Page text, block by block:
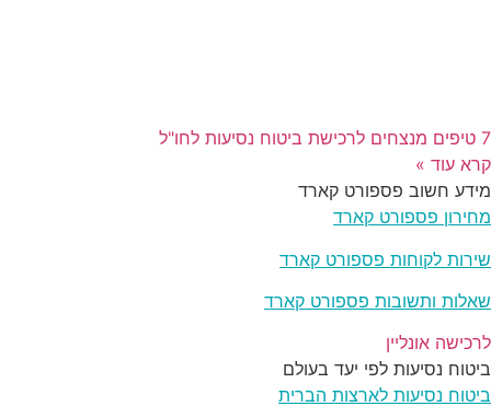
7 טיפים מנצחים לרכישת ביטוח נסיעות לחו"ל
קרא עוד »
מידע חשוב פספורט קארד
מחירון פספורט קארד
שירות לקוחות פספורט קארד
שאלות ותשובות פספורט קארד
לרכישה אונליין
ביטוח נסיעות לפי יעד בעולם
ביטוח נסיעות לארצות הברית